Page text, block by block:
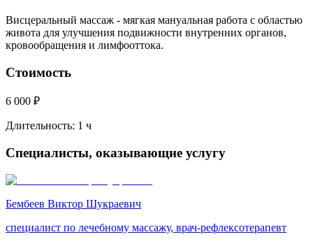
Висцеральный массаж - мягкая мануальная работа с областью
живота для улучшения подвижности внутренних органов,
кровообращения и лимфооттока.
Стоимость
6 000 ₽
Длительность: 1 ч
Специалисты, оказывающие услугу
Бембеев Виктор Шукраевич
специалист по лечебному массажу, врач-рефлексотерапевт